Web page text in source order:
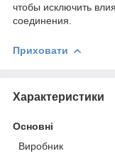
чтобы исключить
соединения.
Приховати
Характеристики
Основні
Виробник